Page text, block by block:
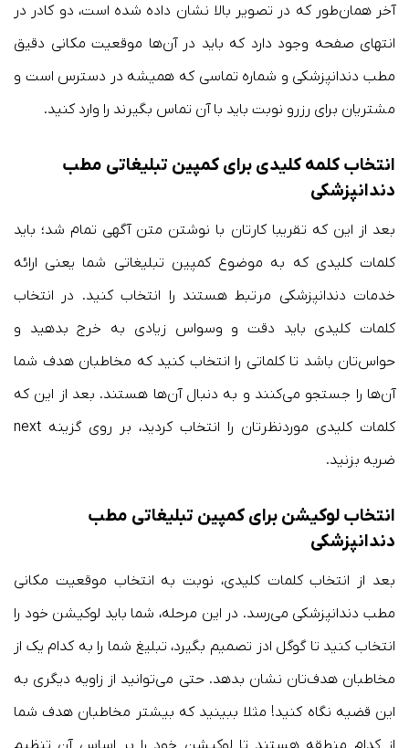
آخر همان‌طور که در تصویر بالا نشان داده شده است، دو کادر در
انتهای صفحه وجود دارد که باید در آن‌ها موقعیت مکانی دقیق
مطب دندانپزشکی و شماره تماسی که همیشه در دسترس است و
مشتریان برای رزرو نوبت باید با آن تماس بگیرند را وارد کنید.
انتخاب کلمه کلیدی برای کمپین تبلیغاتی مطب
دندانپزشکی
بعد از این که تقریبا کارتان با نوشتن متن آگهی تمام شد؛ باید
کلمات کلیدی‌ که به موضوع کمپین تبلیغاتی شما یعنی ارائه
خدمات دندانپزشکی مرتبط هستند را انتخاب کنید. در انتخاب
کلمات کلیدی باید دقت و وسواس زیادی به خرج بدهید و
حواس‌تان باشد تا کلماتی را انتخاب کنید که مخاطبان هدف شما
آن‌ها را جستجو می‌کنند و به دنبال آن‌ها هستند. بعد از این که
کلمات کلیدی موردنظرتان را انتخاب کردید، بر روی گزینه next
ضربه بزنید.
انتخاب لوکیشن برای کمپین تبلیغاتی مطب
دندانپزشکی
بعد از انتخاب کلمات کلیدی، نوبت به انتخاب موقعیت مکانی
مطب دندانپزشکی می‌رسد. در این مرحله، شما باید لوکیشن خود را
انتخاب کنید تا گوگل ادز تصمیم بگیرد، تبلیغ شما را به کدام یک از
مخاطبان هدف‌تان نشان بدهد. حتی می‌توانید از زاویه دیگری به
این قضیه نگاه کنید! مثلا ببینید که بیشتر مخاطبان هدف شما